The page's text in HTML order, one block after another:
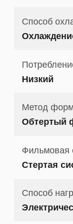
Способ
Низкий
Метод
Обтертый
Фильмовая
Стертая
Способ